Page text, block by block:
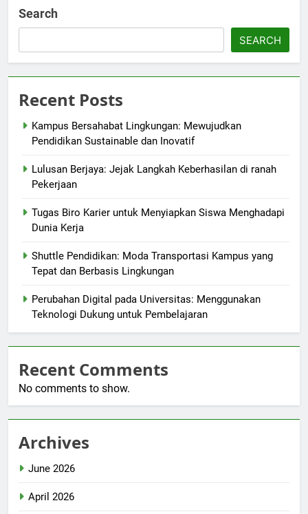
Search
SEARCH
Recent Posts
Kampus Bersahabat Lingkungan: Mewujudkan
Pendidikan Sustainable dan Inovatif
Lulusan Berjaya: Jejak Langkah Keberhasilan di ranah
Pekerjaan
Tugas Biro Karier untuk Menyiapkan Siswa Menghadapi
Dunia Kerja
Shuttle Pendidikan: Moda Transportasi Kampus yang
Tepat dan Berbasis Lingkungan
Perubahan Digital pada Universitas: Menggunakan
Teknologi Dukung untuk Pembelajaran
Recent Comments
No comments to show.
Archives
June 2026
April 2026